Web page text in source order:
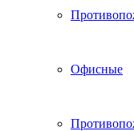
Офисные